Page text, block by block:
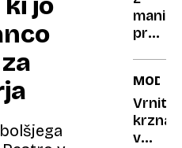
in
kakšno
proti
MODA
krzna
v